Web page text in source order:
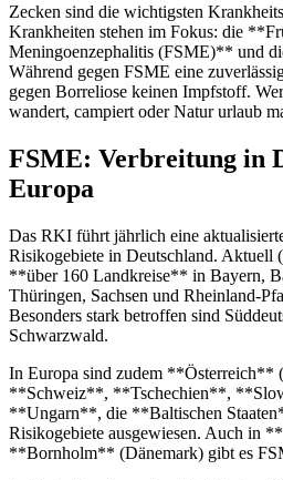
Zecken sind die wichtigsten
Krankheiten stehen im Fokus: die
Meningoenzephalitis (FSME)** und
Während gegen FSME eine
gegen Borreliose keinen Impfstoff.
wandert, campiert oder Natur urlaub
FSME: Verbreitung in
Europa
Das RKI führt jährlich eine
Risikogebiete in Deutschland. Aktuell
**über 160 Landkreise** in Bayern,
Thüringen, Sachsen und Rheinland-
Besonders stark betroffen sind
Schwarzwald.
In Europa sind zudem **Österreich**
**Schweiz**, **Tschechien**,
**Ungarn**, die **Baltischen
Risikogebiete ausgewiesen. Auch in
**Bornholm** (Dänemark) gibt es